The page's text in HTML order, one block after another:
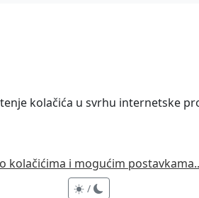
kolačića u svrhu internetske
kolačićima i mogućim
/